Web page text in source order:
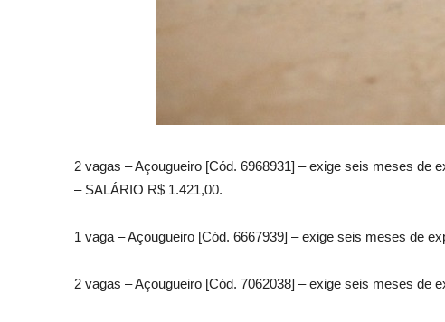
2 vagas – Açougueiro [Cód. 6968931] – exige seis meses de
– SALÁRIO R$ 1.421,00.
1 vaga – Açougueiro [Cód. 6667939] – exige seis meses de
2 vagas – Açougueiro [Cód. 7062038] – exige seis meses de